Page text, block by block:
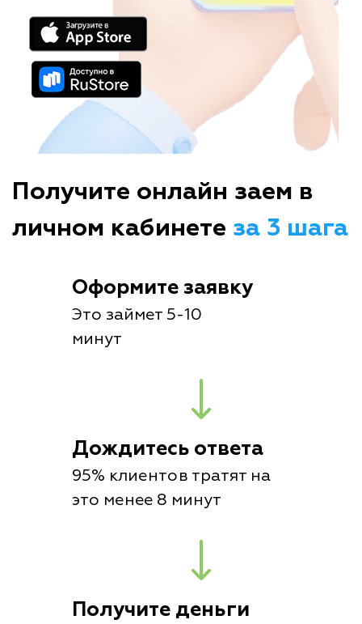
Получите онлайн заем в
личном кабинете за 3 шага
Оформите заявку
Это займет 5-10
минут
Дождитесь ответа
95% клиентов тратят на
это менее 8 минут
Получите деньги